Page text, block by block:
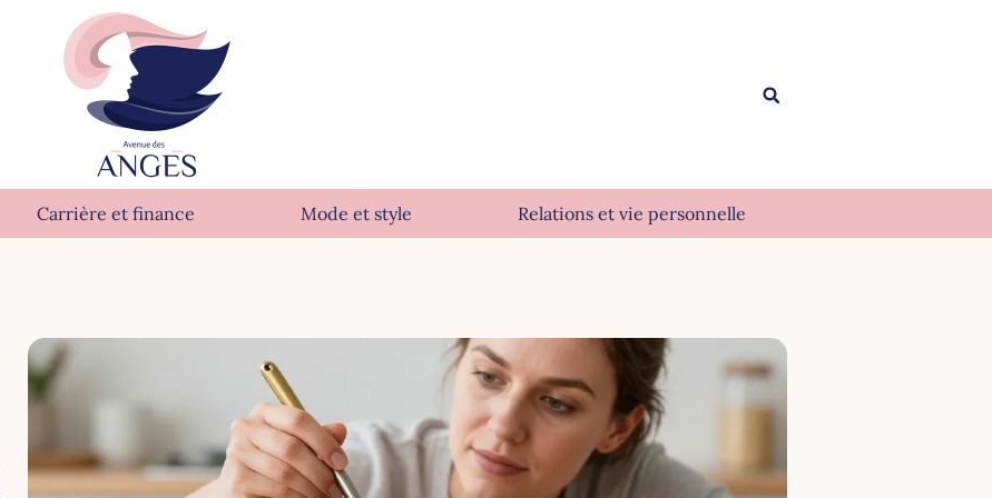
Carrière et finance Mode et style Relations et vie personnelle